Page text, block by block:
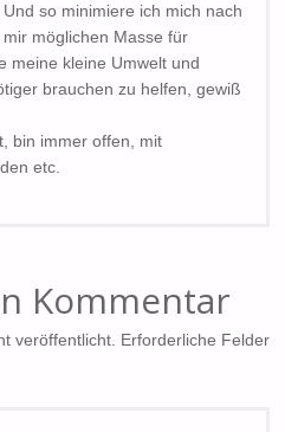
so minimiere ich mich nach
möglichen Masse für
meine kleine Umwelt und
brauchen zu helfen, gewiß
bin immer offen, mit
etc.
Kommentar
veröffentlicht. Erforderliche Felder